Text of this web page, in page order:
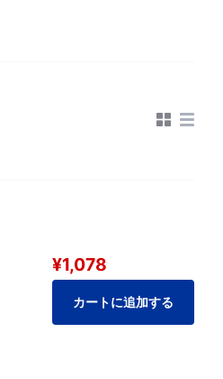
¥1,078
カートに追加する